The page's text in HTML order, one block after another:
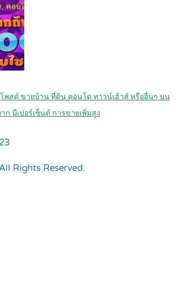
พสต์ ขายบ้าน ที่ดิน คอนโด ทาวน์เฮ้าส์ หรืออื่นๆ บน
าก มีเปอร์เซ็นต์ การขายเพิ่มสูง
Rights Reserved.